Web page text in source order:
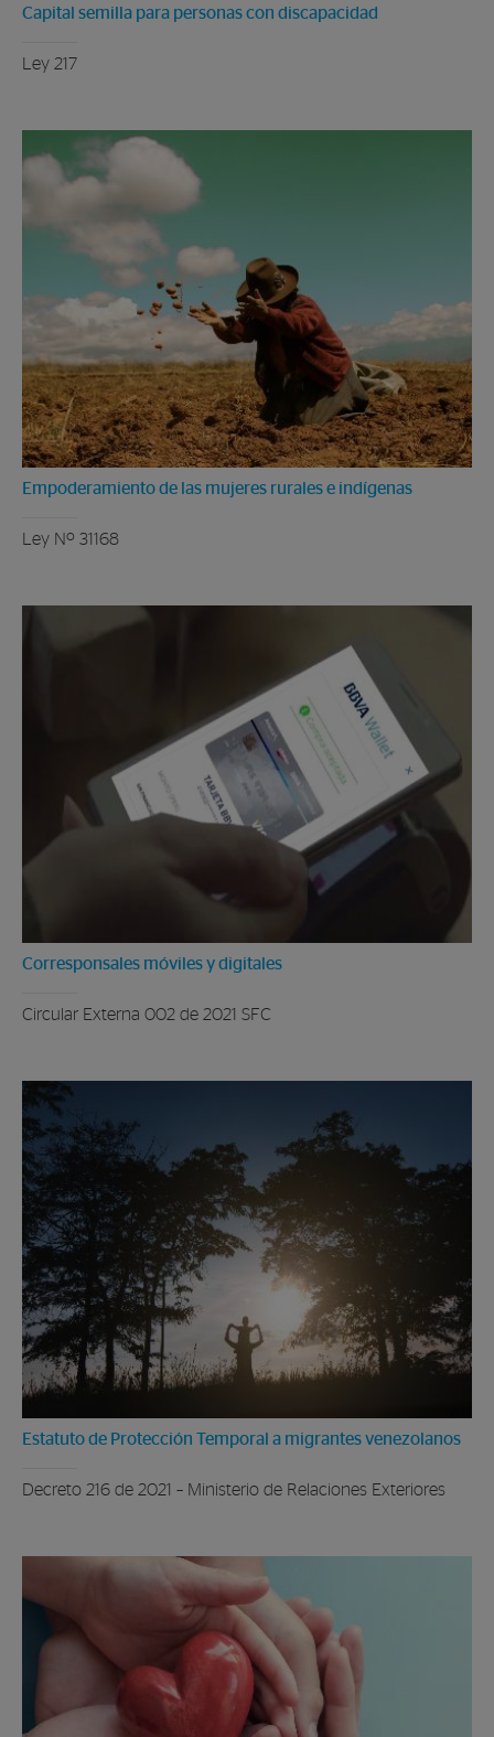
Capital semilla para personas con discapacidad
Ley 217
Empoderamiento de las mujeres rurales e indígenas
Ley Nº 31168
Corresponsales móviles y digitales
Circular Externa 002 de 2021 SFC
Estatuto de Protección Temporal a migrantes venezolanos
Decreto 216 de 2021 – Ministerio de Relaciones Exteriores